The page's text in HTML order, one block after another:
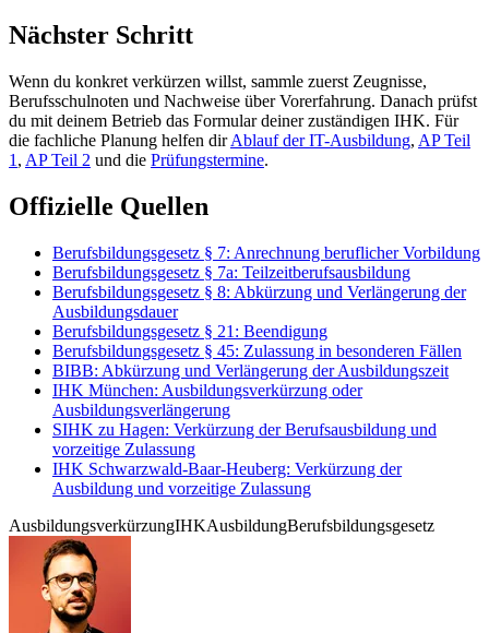
Nächster Schritt
Wenn du konkret verkürzen willst, sammle zuerst Zeugnisse,
Berufsschulnoten und Nachweise über Vorerfahrung. Danach prüfst
du mit deinem Betrieb das Formular deiner zuständigen IHK. Für
die fachliche Planung helfen dirAblauf der IT-Ausbildung, AP Teil
1 , AP Teil 2 und die Prüfungstermine.
Offizielle Quellen
Berufsbildungsgesetz § 7: Anrechnung beruflicher Vorbildung
Berufsbildungsgesetz § 7a: Teilzeitberufsausbildung
Berufsbildungsgesetz § 8: Abkürzung und Verlängerung der
Ausbildungsdauer
Berufsbildungsgesetz § 21: Beendigung
Berufsbildungsgesetz § 45: Zulassung in besonderen Fällen
BIBB: Abkürzung und Verlängerung der Ausbildungszeit
IHK München: Ausbildungsverkürzung oder
Ausbildungsverlängerung
SIHK zu Hagen: Verkürzung der Berufsausbildung und
vorzeitige Zulassung
IHK Schwarzwald-Baar-Heuberg: Verkürzung der
Ausbildung und vorzeitige Zulassung
AusbildungsverkürzungIHKAusbildungBerufsbildungsgesetz